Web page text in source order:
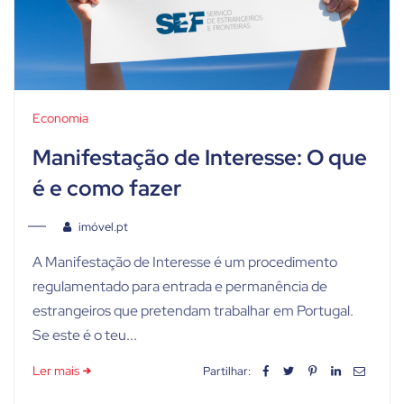
Economia
Manifestação de Interesse: O que
é e como fazer
imóvel.pt
A Manifestação de Interesse é um procedimento
regulamentado para entrada e permanência de
estrangeiros que pretendam trabalhar em Portugal.
Se este é o teu...
Ler mais Partilhar: